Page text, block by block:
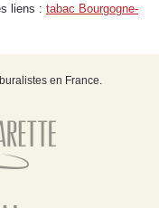
liens : tabac Bourgogne-
en France.